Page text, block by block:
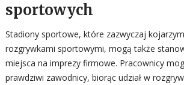
sportowych
Stadiony sportowe, które zazwyczaj
rozgrywkami sportowymi, mogą także
miejsca na imprezy firmowe. Pracownicy
prawdziwi zawodnicy, biorąc udział w